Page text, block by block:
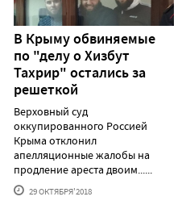
В Крыму обвиняемые
по "делу о Хизбут
Тахрир" остались за
решеткой
Верховный суд
оккупированного Россией
Крыма отклонил
апелляционные жалобы на
продление ареста двоим......
29 ОКТЯБРЯ'2018